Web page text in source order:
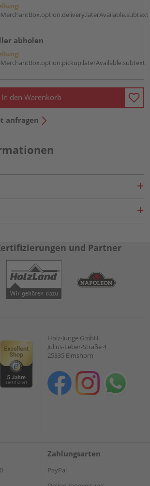
abholen
In den Warenkorb
anfragen
und Partner
Holz-Junge GmbH
Julius-Leber-Straße 4
25335 Elmshorn
Zahlungsarten
PayPal